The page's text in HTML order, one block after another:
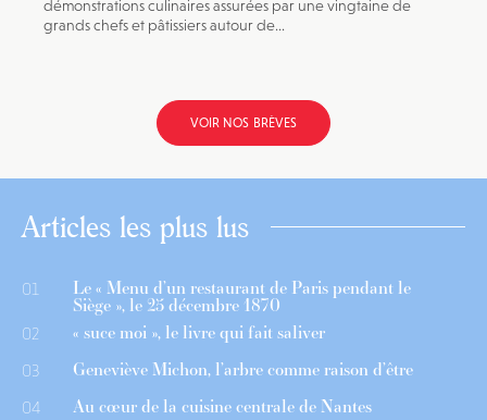
démonstrations culinaires assurées par une vingtaine de
grands chefs et pâtissiers autour de...
VOIR NOS BRÈVES
Articles les plus lus
01 Le « Menu d’un restaurant de Paris pendant le
Siège », le 25 décembre 1870
02 « suce moi », le livre qui fait saliver
03 Geneviève Michon, l’arbre comme raison d’être
04 Au cœur de la cuisine centrale de Nantes